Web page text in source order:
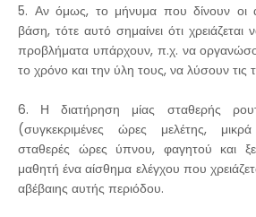
5. Αν όμως, το μήνυμα που δίνουν οι
βάση, τότε αυτό σημαίνει ότι
προβλήματα υπάρχουν, π.χ. να
το χρόνο και την ύλη τους, να λύσουν τις
6. Η διατήρηση μίας σταθερής
(συγκεκριμένες ώρες μελέτης,
σταθερές ώρες ύπνου, φαγητού και
μαθητή ένα αίσθημα ελέγχου που
αβέβαιης αυτής περιόδου.